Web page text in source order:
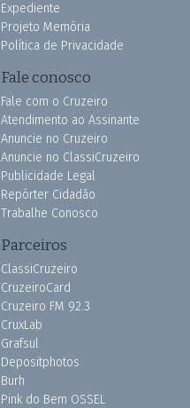
Expediente
Projeto Memória
Política de Privacidade
Fale conosco
Fale com o Cruzeiro
Atendimento ao Assinante
Anuncie no Cruzeiro
Anuncie no ClassiCruzeiro
Publicidade Legal
Repórter Cidadão
Trabalhe Conosco
Parceiros
ClassiCruzeiro
CruzeiroCard
Cruzeiro FM 92.3
CruxLab
Grafsul
Depositphotos
Burh
Pink do Bem OSSEL